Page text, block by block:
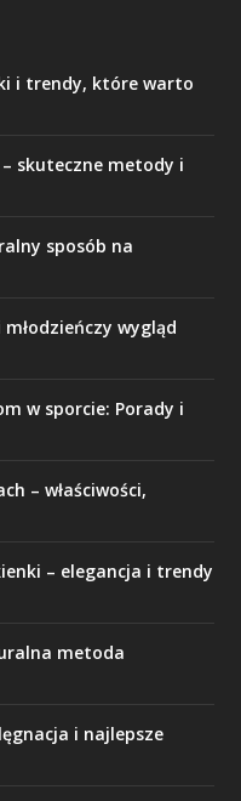
i trendy, które warto
skuteczne metody i
sposób na
wygląd
w sporcie: Porady i
– właściwości,
– elegancja i trendy
metoda
i najlepsze